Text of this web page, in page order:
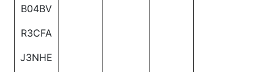
B04BV
R3CFA
J3NHE